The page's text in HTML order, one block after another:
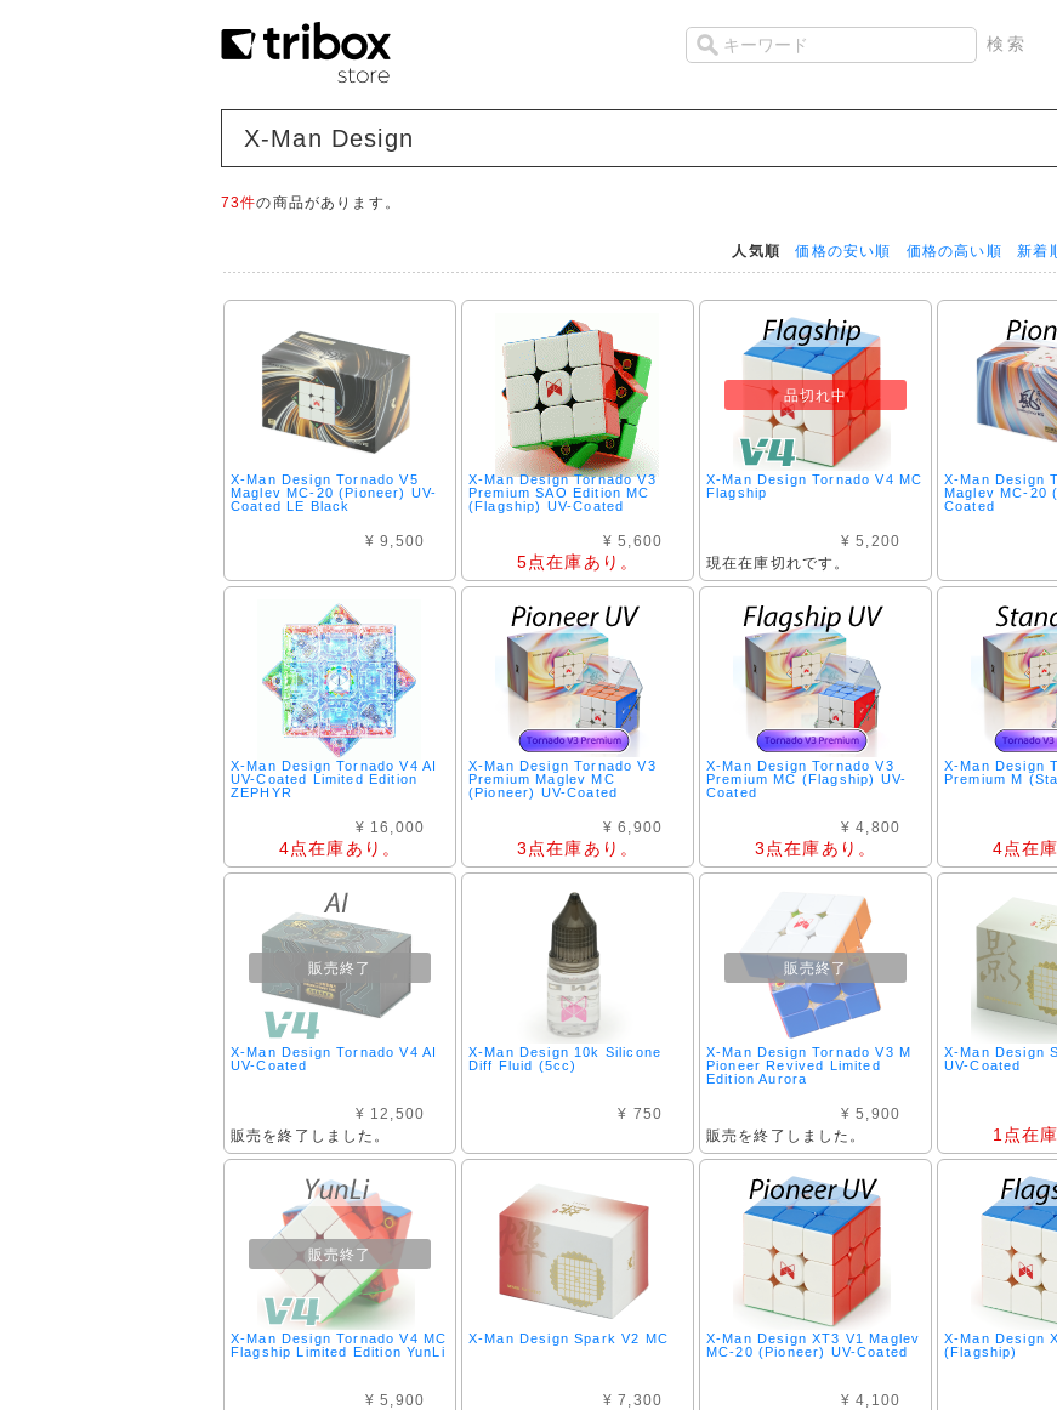
X-Man Design
73件の商品があります。
人気順 価格の安い順 価格の高い順 新着
X-Man Design Tornado V5
Maglev MC-20 (Pioneer) UV-
Coated LE Black
¥ 9,500
X-Man Design Tornado V3
Premium SAO Edition MC
(Flagship) UV-Coated
¥ 5,600
5点在庫あり。
品切れ中
X-Man Design Tornado V4 MC
Flagship
¥ 5,200
現在在庫切れです。
X-Man Design
Maglev MC-20
Coated
X-Man Design Tornado V4 AI
UV-Coated Limited Edition
ZEPHYR
¥ 16,000
4点在庫あり。
X-Man Design Tornado V3
Premium Maglev MC
(Pioneer) UV-Coated
¥ 6,900
3点在庫あり。
X-Man Design Tornado V3
Premium MC (Flagship) UV-
Coated
¥ 4,800
3点在庫あり。
X-Man Design
Premium M
4点在
販売終了
X-Man Design Tornado V4 AI
UV-Coated
¥ 12,500
販売を終了しました。
X-Man Design 10k Silicone
Diff Fluid (5cc)
¥ 750
販売終了
X-Man Design Tornado V3 M
Pioneer Revived Limited
Edition Aurora
¥ 5,900
販売を終了しました。
X-Man Design
UV-Coated
1点在
販売終了
X-Man Design Tornado V4 MC
Flagship Limited Edition YunLi
¥ 5,900
X-Man Design Spark V2 MC
¥ 7,300
X-Man Design XT3 V1 Maglev
MC-20 (Pioneer) UV-Coated
¥ 4,100
X-Man Design
(Flagship)